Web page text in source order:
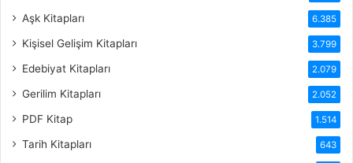
Aşk Kitapları 6.385
Kişisel Gelişim Kitapları 3.799
Edebiyat Kitapları 2.079
Gerilim Kitapları 2.052
PDF Kitap 1.514
Tarih Kitapları 643